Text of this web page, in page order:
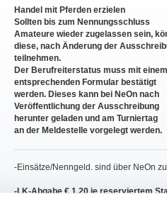
Handel mit Pferden erzielen
Sollten bis zum Nennungsschluss
Amateure wieder zugelassen sein,
diese, nach Änderung der
teilnehmen.
Der Berufreiterstatus muss mit einem
entsprechenden Formular bestätigt
werden. Dieses kann bei NeOn nach
Veröffentlichung der Ausschreibung
herunter geladen und am Turniertag
an der Meldestelle vorgelegt werden.
-Einsätze/Nenngeld. sind über NeOn
-LK-Abgabe € 1,20 je reserviertem